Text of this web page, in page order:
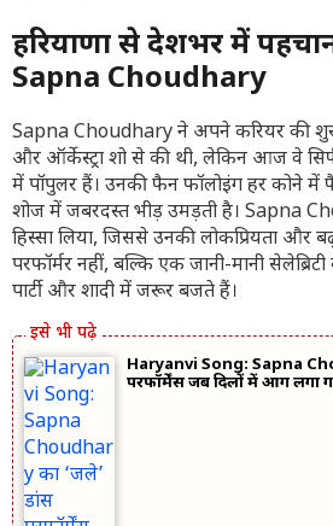
हरियाणा से देशभर में
Sapna Choudhary
Sapna Choudhary ने अपने करियर की
और ऑर्केस्ट्रा शो से की थी, लेकिन आज वे
में पॉपुलर हैं। उनकी फैन फॉलोइंग हर कोने
शोज में जबरदस्त भीड़ उमड़ती है। Sapna
हिस्सा लिया, जिससे उनकी लोकप्रियता और
परफॉर्मर नहीं, बल्कि एक जानी-मानी
पार्टी और शादी में जरूर बजते हैं।
Haryanvi Song: Sapna
परफॉर्मेंस जब दिलों में आग लगा